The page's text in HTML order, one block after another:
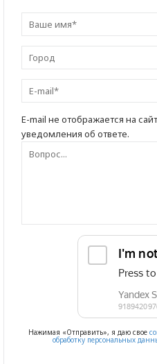
E-mail не отображается на
уведомления об ответе.
Нажимая «Отправить», я даю свое
обработку персональных